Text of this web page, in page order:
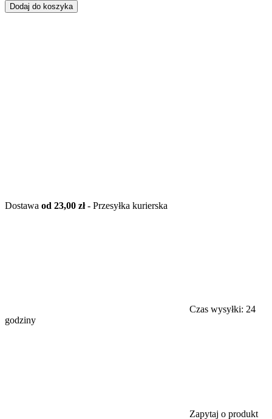
Dodaj do koszyka
Dostawa od 23,00 zł- Przesyłka kurierska
Czas wysyłki: 24
godziny
Zapytaj o produkt